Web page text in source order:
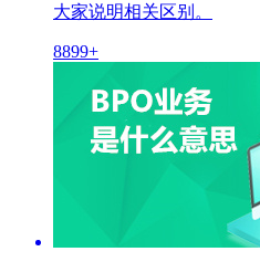
大家说明相关区别。
8899+